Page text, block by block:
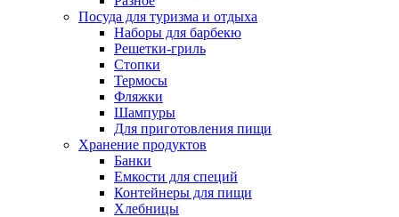
Посуда для туризма и отдыха
Наборы для барбекю
Решетки-гриль
Стопки
Термосы
Фляжки
Шампуры
Для приготовления пищи
Хранение продуктов
Банки
Емкости для специй
Контейнеры для пищи
Хлебницы